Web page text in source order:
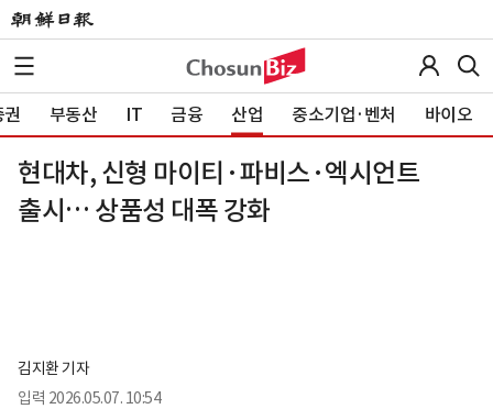
부동산 IT 금융 산업 중소기업·벤처 바이오
현대차, 신형 마이티·파비스·엑시언트
출시… 상품성 대폭 강화
김지환 기자
입력 2026.05.07. 10:54